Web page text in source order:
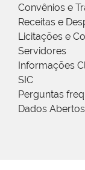
Convênios e
Receitas e
Licitações e
Servidores
Informações
SIC
Perguntas
Dados Abertos